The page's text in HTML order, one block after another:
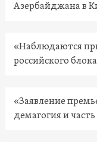
Азербайджана в
«Наблюдаются
российского
«Заявление
демагогия и